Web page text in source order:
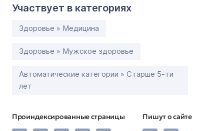
Участвует в категориях
Здоровье » Медицина
Здоровье » Мужское здоровье
Автоматические категории » Старше 5-ти
лет
Проиндексированные страницы Пишут о сайте